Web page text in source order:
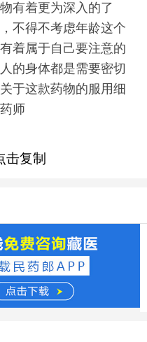
有着更为深入的了
不得不考虑年龄这个
着属于自己要注意的
的身体都是需要密切
于这款药物的服用细
师
击复制